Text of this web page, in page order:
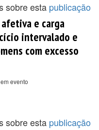
sobre esta publicação
e carga
intervalado e
com excesso
evento
sobre esta publicação